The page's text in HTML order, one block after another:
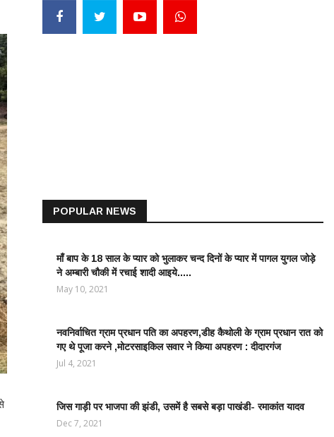
POPULAR NEWS
LATEST
NEWS /
ताज़ातरीन
माँ बाप के 18 साल के प्यार को भुलाकर चन्द दिनों के प्यार में पागल युगल जोड़े
ने अम्बारी चौकी में रचाई शादी आइये.....
May 10, 2021
LATEST
NEWS /
ताज़ातरीन
नवनिर्वाचित ग्राम प्रधान पति का अपहरण,डीह कैथोली के ग्राम प्रधान रात को
गए थे पूजा करने ,मोटरसाइकिल सवार ने किया अपहरण : दीदारगंज
Jul 4, 2021
LATEST
NEWS /
जिस गाड़ी पर भाजपा की झंडी, उसमें है सबसे बड़ा पाखंडी- रमाकांत यादव
Dec 7, 2021